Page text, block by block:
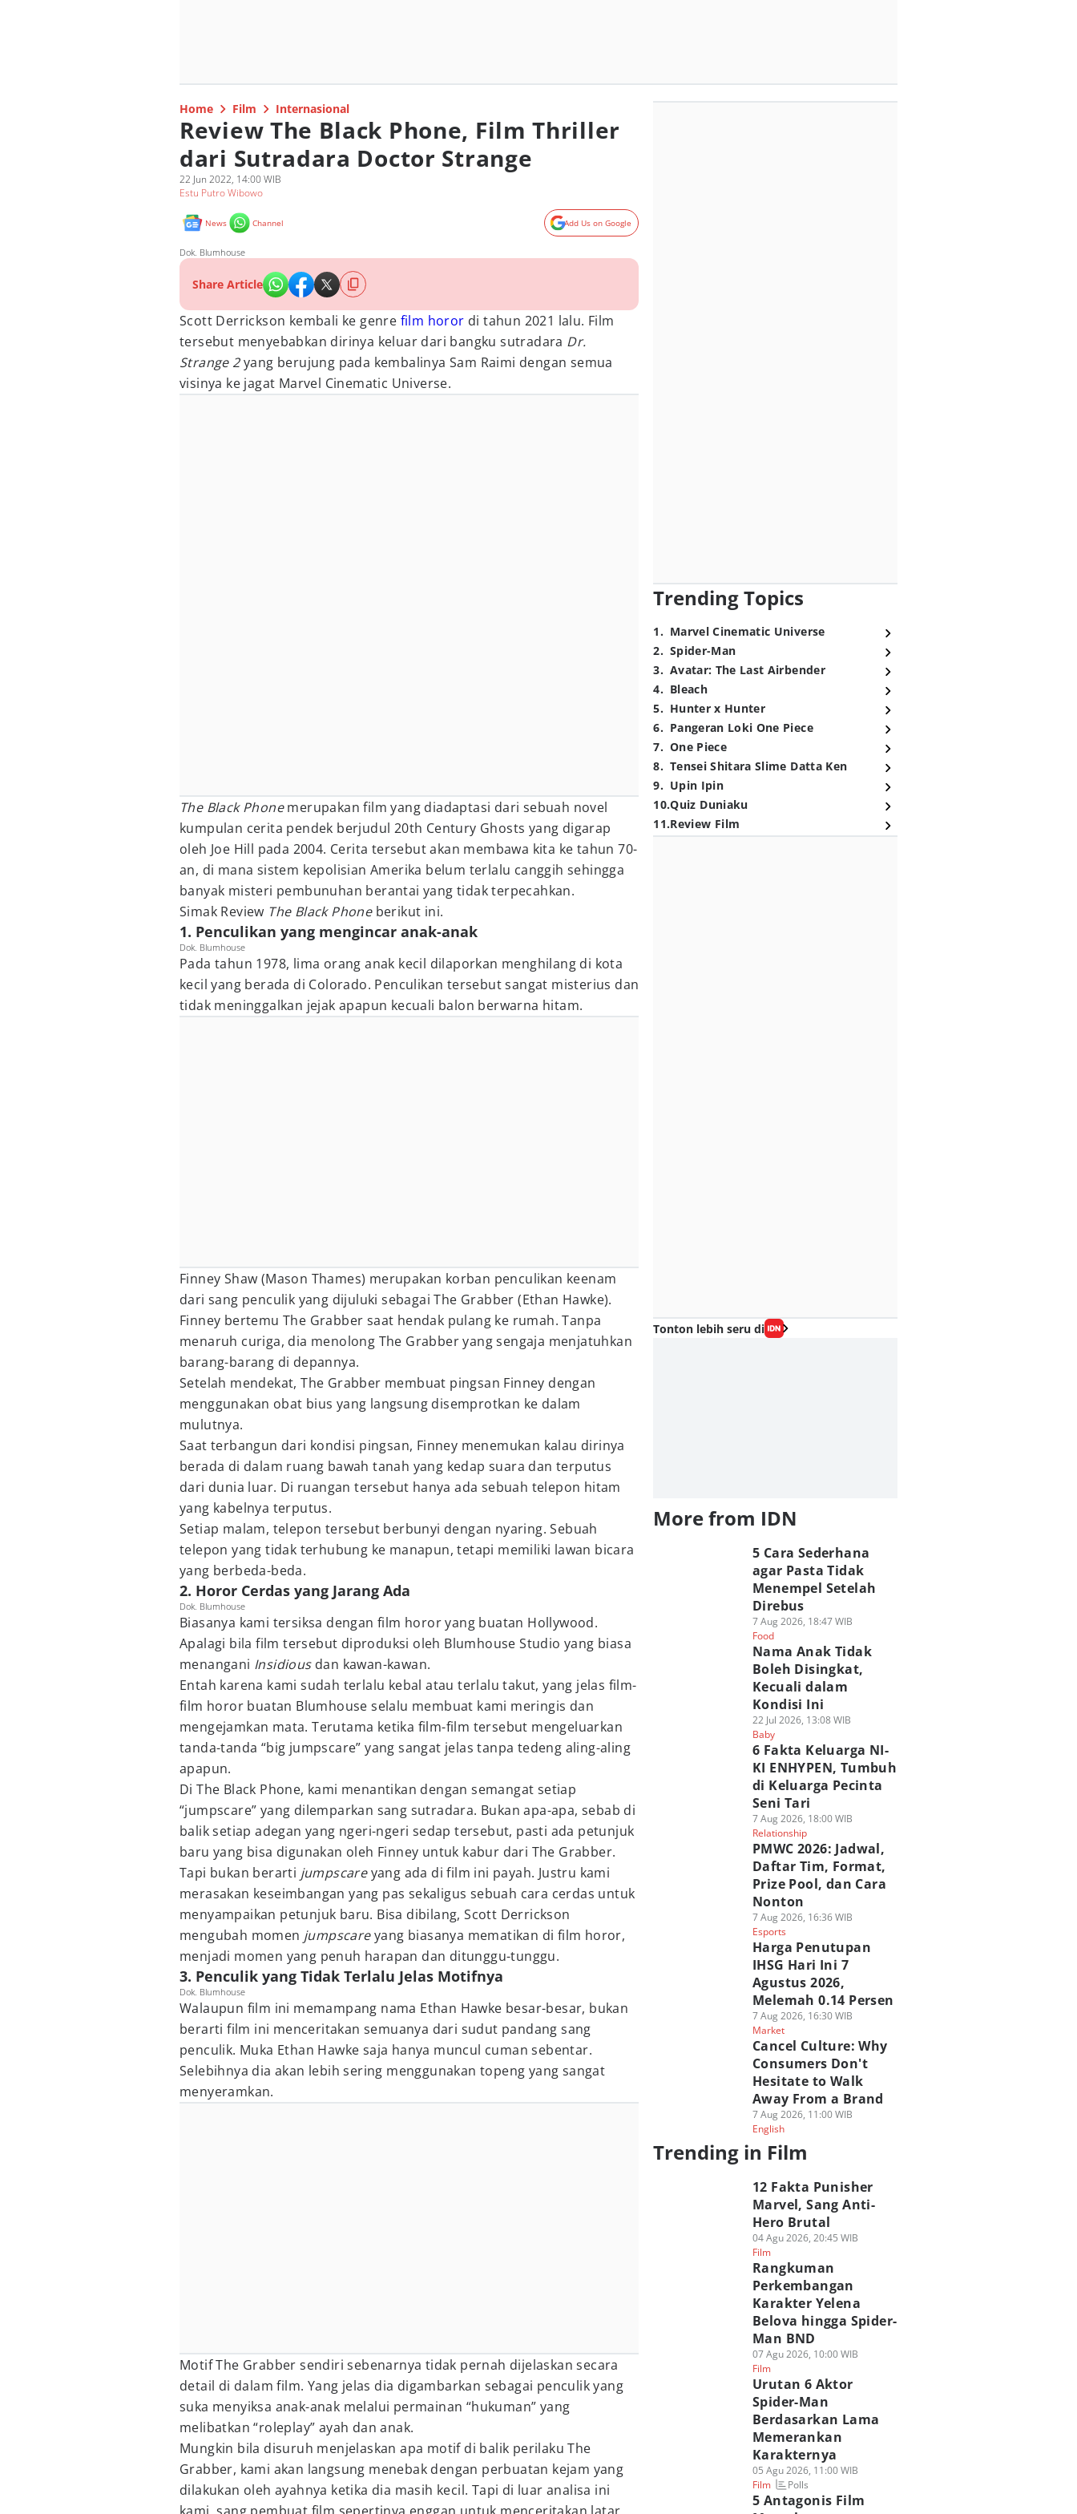
Home Film Internasional
Review The Black Phone, Film Thriller
dari Sutradara Doctor Strange
22 Jun 2022, 14:00 WIB
Estu Putro Wibowo
News Channel Add Us on Google
Dok. Blumhouse
Share Article
Scott Derrickson kembali ke genre film horor di tahun 2021 lalu. Film
tersebut menyebabkan dirinya keluar dari bangku sutradara Dr.
Strange 2yang berujung pada kembalinya Sam Raimi dengan semua
visinya ke jagat Marvel Cinematic Universe.
The Black Phonemerupakan film yang diadaptasi dari sebuah novel
kumpulan cerita pendek berjudul 20th Century Ghosts yang digarap
oleh Joe Hill pada 2004. Cerita tersebut akan membawa kita ke tahun 70-
an, di mana sistem kepolisian Amerika belum terlalu canggih sehingga
banyak misteri pembunuhan berantai yang tidak terpecahkan.
Simak Review The Black Phone berikut ini.
1. Penculikan yang mengincar anak-anak
Dok. Blumhouse
Pada tahun 1978, lima orang anak kecil dilaporkan menghilang di kota
kecil yang berada di Colorado. Penculikan tersebut sangat misterius dan
tidak meninggalkan jejak apapun kecuali balon berwarna hitam.
Finney Shaw (Mason Thames) merupakan korban penculikan keenam
dari sang penculik yang dijuluki sebagai The Grabber (Ethan Hawke).
Finney bertemu The Grabber saat hendak pulang ke rumah. Tanpa
menaruh curiga, dia menolong The Grabber yang sengaja menjatuhkan
barang-barang di depannya.
Setelah mendekat, The Grabber membuat pingsan Finney dengan
menggunakan obat bius yang langsung disemprotkan ke dalam
mulutnya.
Saat terbangun dari kondisi pingsan, Finney menemukan kalau dirinya
berada di dalam ruang bawah tanah yang kedap suara dan terputus
dari dunia luar. Di ruangan tersebut hanya ada sebuah telepon hitam
yang kabelnya terputus.
Setiap malam, telepon tersebut berbunyi dengan nyaring. Sebuah
telepon yang tidak terhubung ke manapun, tetapi memiliki lawan bicara
yang berbeda-beda.
2. Horor Cerdas yang Jarang Ada
Dok. Blumhouse
Biasanya kami tersiksa dengan film horor yang buatan Hollywood.
Apalagi bila film tersebut diproduksi oleh Blumhouse Studio yang biasa
menangani Insidiousdan kawan-kawan.
Entah karena kami sudah terlalu kebal atau terlalu takut, yang jelas film-
film horor buatan Blumhouse selalu membuat kami meringis dan
mengejamkan mata. Terutama ketika film-film tersebut mengeluarkan
tanda-tanda “big jumpscare” yang sangat jelas tanpa tedeng aling-aling
apapun.
Di The Black Phone, kami menantikan dengan semangat setiap
“jumpscare” yang dilemparkan sang sutradara. Bukan apa-apa, sebab di
balik setiap adegan yang ngeri-ngeri sedap tersebut, pasti ada petunjuk
baru yang bisa digunakan oleh Finney untuk kabur dari The Grabber.
Tapi bukan berarti jumpscareyang ada di film ini payah. Justru kami
merasakan keseimbangan yang pas sekaligus sebuah cara cerdas untuk
menyampaikan petunjuk baru. Bisa dibilang, Scott Derrickson
mengubah momen jumpscareyang biasanya mematikan di film horor,
menjadi momen yang penuh harapan dan ditunggu-tunggu.
3. Penculik yang Tidak Terlalu Jelas Motifnya
Dok. Blumhouse
Walaupun film ini memampang nama Ethan Hawke besar-besar, bukan
berarti film ini menceritakan semuanya dari sudut pandang sang
penculik. Muka Ethan Hawke saja hanya muncul cuman sebentar.
Selebihnya dia akan lebih sering menggunakan topeng yang sangat
menyeramkan.
Motif The Grabber sendiri sebenarnya tidak pernah dijelaskan secara
detail di dalam film. Yang jelas dia digambarkan sebagai penculik yang
suka menyiksa anak-anak melalui permainan “hukuman” yang
melibatkan “roleplay” ayah dan anak.
Mungkin bila disuruh menjelaskan apa motif di balik perilaku The
Grabber, kami akan langsung menebak dengan perbuatan kejam yang
dilakukan oleh ayahnya ketika dia masih kecil. Tapi di luar analisa ini
Trending Topics
1. Marvel Cinematic Universe
2. Spider-Man
3. Avatar: The Last Airbender
4. Bleach
5. Hunter x Hunter
6. Pangeran Loki One Piece
7. One Piece
8. Tensei Shitara Slime Datta Ken
9. Upin Ipin
10.Quiz Duniaku
11.Review Film
Tonton lebih seru di
More from IDN
5 Cara Sederhana
agar Pasta Tidak
Menempel Setelah
Direbus
7 Aug 2026, 18:47 WIB
Food
Nama Anak Tidak
Boleh Disingkat,
Kecuali dalam
Kondisi Ini
22 Jul 2026, 13:08 WIB
Baby
6 Fakta Keluarga NI-
KI ENHYPEN, Tumbuh
di Keluarga Pecinta
Seni Tari
7 Aug 2026, 18:00 WIB
Relationship
PMWC 2026: Jadwal,
Daftar Tim, Format,
Prize Pool, dan Cara
Nonton
7 Aug 2026, 16:36 WIB
Esports
Harga Penutupan
IHSG Hari Ini 7
Agustus 2026,
Melemah 0.14 Persen
7 Aug 2026, 16:30 WIB
Market
Cancel Culture: Why
Consumers Don't
Hesitate to Walk
Away From a Brand
7 Aug 2026, 11:00 WIB
English
Trending in Film
12 Fakta Punisher
Marvel, Sang Anti-
Hero Brutal
04 Agu 2026, 20:45 WIB
Film
Rangkuman
Perkembangan
Karakter Yelena
Belova hingga Spider-
Man BND
07 Agu 2026, 10:00 WIB
Film
Urutan 6 Aktor
Spider-Man
Berdasarkan Lama
Memerankan
Karakternya
05 Agu 2026, 11:00 WIB
Film
Polls
5 Antagonis Film